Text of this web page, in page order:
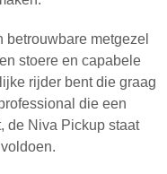
betrouwbare metgezel
stoere en capabele
rijder bent die graag
die een
de Niva Pickup staat